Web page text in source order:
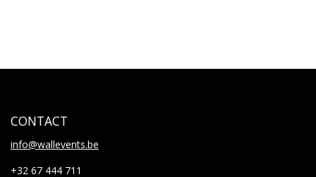
CONTACT
info@wallevents.be
+32 67 444 711